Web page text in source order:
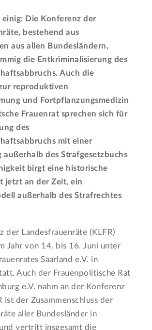
einig: Die Konferenz der
bestehend aus
aus allen Bundesländern,
die Entkriminalisierung des
Auch die
reproduktiven
und Fortpflanzungsmedizin
Frauenrat sprechen sich für
des
mit einer
außerhalb des Strafgesetzbuchs
birgt eine historische
jetzt an der Zeit, ein
außerhalb des Strafrechtes
der Landesfrauenräte (KLFR)
Jahr von 14. bis 16. Juni unter
Saarland e.V. in
Auch der Frauenpolitische Rat
e.V. nahm an der Konferenz
ist der Zusammenschluss der
aller Bundesländer in
vertritt insgesamt die